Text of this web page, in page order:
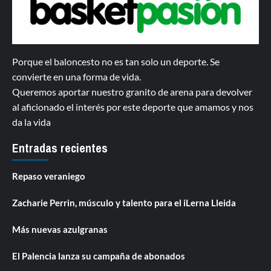
Porque el baloncesto no es tan solo un deporte. Se
convierte en una forma de vida.
Queremos aportar nuestro granito de arena para devolver
al aficionado el interés por este deporte que amamos y nos
da la vida
Entradas recientes
Repaso veraniego
Zacharie Perrin, músculo y talento para el iLerna Lleida
Más nuevas azulgranas
El Palencia lanza su campaña de abonados